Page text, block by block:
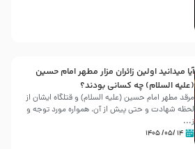
آیا میدانید اولین زائران مزار مطهر امام حسین
(علیه السلام) چه کسانی بودند؟
مرقد مطهر امام حسین (علیه السلام) و قتلگاه ایشان از
لحظه شهادت و حتی پیش از آن، همواره مورد توجه و
ز...
۱۴ /۰۵/ ۱۴۰۵